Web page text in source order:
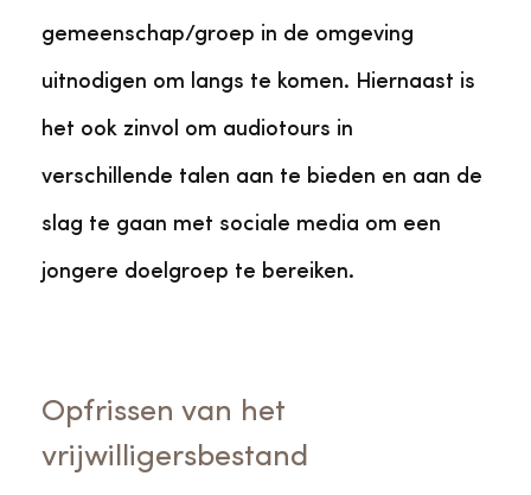
gemeenschap/groep in de omgeving
uitnodigen om langs te komen. Hiernaast is
het ook zinvol om audiotours in
verschillende talen aan te bieden en aan de
slag te gaan met sociale media om een
jongere doelgroep te bereiken.
Opfrissen van het
vrijwilligersbestand